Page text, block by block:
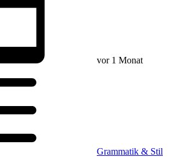
vor 1 Monat
Grammatik & Stil